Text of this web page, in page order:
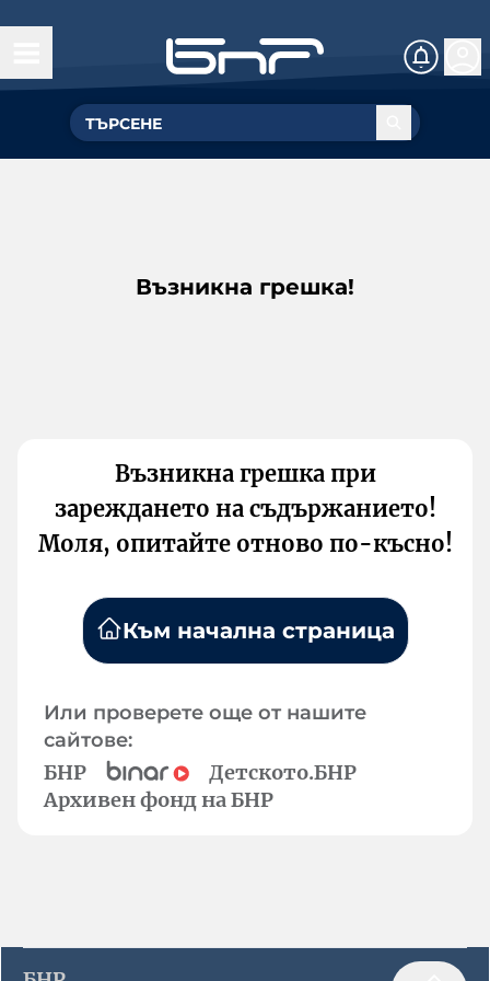
Възникна грешка!
Възникна грешка при
зареждането на съдържанието!
Моля, опитайте отново по-късно!
Към начална страница
Или проверете още от нашите
сайтове:
БНР
Детското.БНР
Архивен фонд на БНР